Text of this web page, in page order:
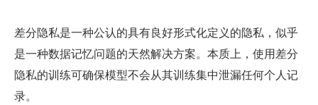
差分隐私是一种公认的具有良好形式化定义的隐私，似乎
是一种数据记忆问题的天然解决方案。本质上，使用差分
隐私的训练可确保模型不会从其训练集中泄漏任何个人记
录。